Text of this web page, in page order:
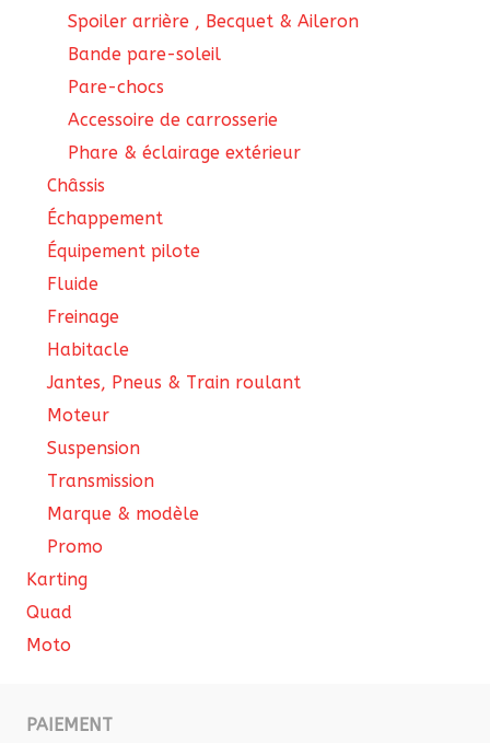
Spoiler arrière , Becquet & Aileron
Bande pare-soleil
Pare-chocs
Accessoire de carrosserie
Phare & éclairage extérieur
Châssis
Échappement
Équipement pilote
Fluide
Freinage
Habitacle
Jantes, Pneus & Train roulant
Moteur
Suspension
Transmission
Marque & modèle
Promo
Karting
Quad
Moto
PAIEMENT